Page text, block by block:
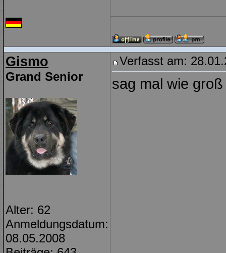
Gismo
Grand Senior
Alter: 62
Anmeldungsdatum:
08.05.2008
Verfasst am:
sag mal wie